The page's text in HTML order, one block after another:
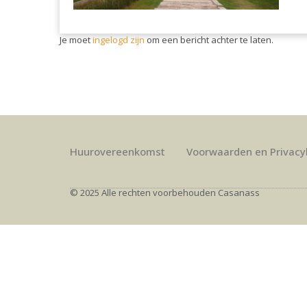
Je moetingelogd zijnom een bericht achter te laten.
Huurovereenkomst Voorwaarden en
© 2025 Alle rechten voorbehouden Casanass